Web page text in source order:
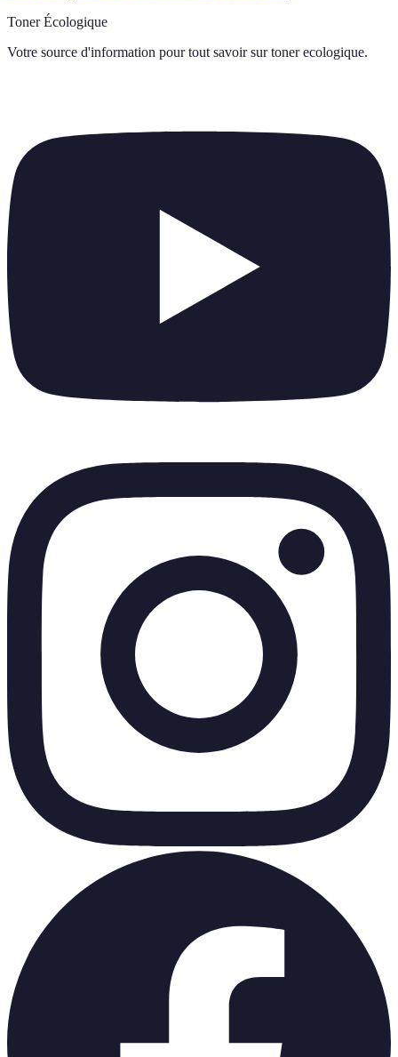
Toner Écologique
Votre source d'information pour tout savoir sur toner ecologique.